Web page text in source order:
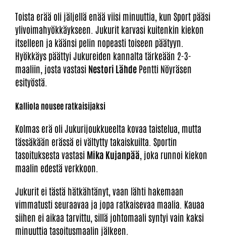
Toista erää oli jäljellä enää viisi minuuttia, kun Sport pääsi
ylivoimahyökkäykseen. Jukurit karvasi kuitenkin kiekon
itselleen ja käänsi pelin nopeasti toiseen päätyyn.
Hyökkäys päättyi Jukureiden kannalta tärkeään 2-3-
maaliin, josta vastasi Nestori Lähde Pentti Nöyräsen
esityöstä.
Kalliola nousee ratkaisijaksi
Kolmas erä oli Jukurijoukkueelta kovaa taistelua, mutta
tässäkään erässä ei vältytty takaiskuilta. Sportin
tasoituksesta vastasi Mika Kujanpää , joka runnoi kiekon
maalin edestä verkkoon.
Jukurit ei tästä hätkähtänyt, vaan lähti hakemaan
vimmatusti seuraavaa ja jopa ratkaisevaa maalia. Kauaa
siihen ei aikaa tarvittu, sillä johtomaali syntyi vain kaksi
minuuttia tasoitusmaalin jälkeen.